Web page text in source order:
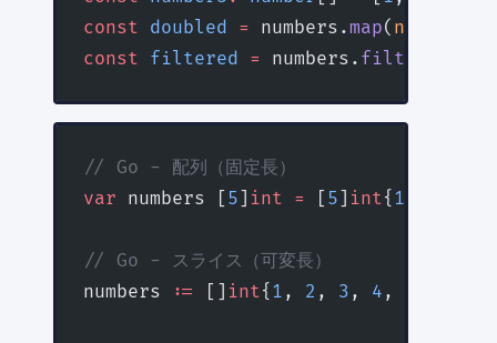
const doubled = numbers.map( n
const filtered = numbers. filter
// Go - 配列（固定長）
var numbers [ 5 ] int = [ 5 ] int{ 1
// Go - スライス（可変長）
numbers
:= [] int{ 1 , 2 , 3 , 4 ,